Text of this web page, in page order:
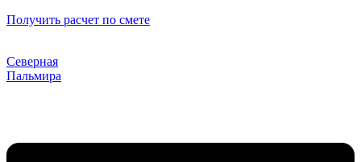
Получить расчет по смете
Северная
Пальмира